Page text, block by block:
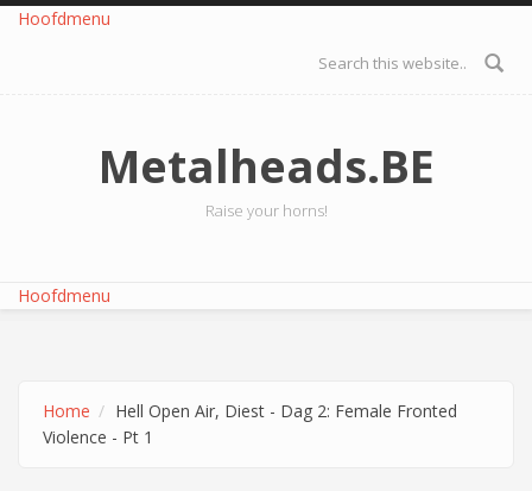
Overslaan en naar de inhoud gaan
Hoofdmenu
Zoekveld
Metalheads.BE
Raise your horns!
Hoofdmenu
Home
Hell Open Air, Diest - Dag 2: Female Fronted
Violence - Pt 1